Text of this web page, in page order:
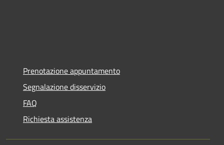
Prenotazione appuntamento
Segnalazione disservizio
FAQ
Richiesta assistenza